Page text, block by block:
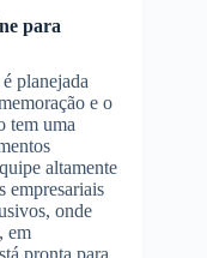
para
planejada
e o
tem uma
altamente
empresariais
onde
em
pronta para